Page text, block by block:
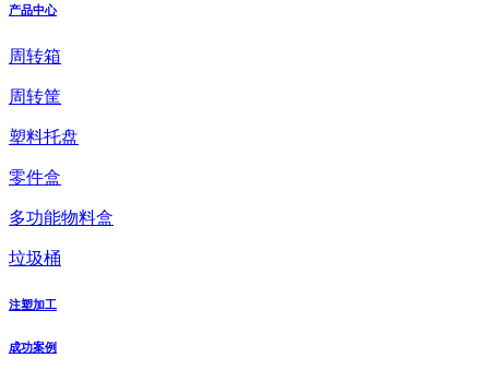
产品中心
周转箱
周转筐
塑料托盘
零件盒
多功能物料盒
垃圾桶
注塑加工
成功案例